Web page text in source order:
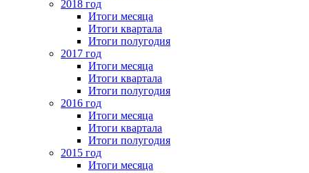
2018 год
Итоги месяца
Итоги квартала
Итоги полугодия
2017 год
Итоги месяца
Итоги квартала
Итоги полугодия
2016 год
Итоги месяца
Итоги квартала
Итоги полугодия
2015 год
Итоги месяца